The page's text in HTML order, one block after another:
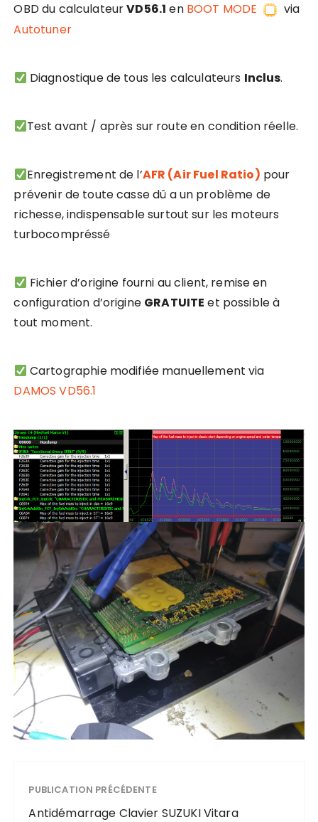
OBD du calculateurVD56.1 en BOOT MODE
via
Autotuner
Diagnostique de tous les calculateurs Inclus.
Test avant / après sur route en condition réelle.
Enregistrement de l’AFR (Air Fuel Ratio) pour
prévenir de toute casse dû a un problème de
richesse, indispensable surtout sur les moteurs
turbocompréssé
Fichier d’origine fourni au client, remise en
configuration d’origine GRATUITE et possible à
tout moment.
Cartographie modifiée manuellement via
DAMOS VD56.1
PUBLICATION PRÉCÉDENTE
Antidémarrage Clavier SUZUKI Vitara